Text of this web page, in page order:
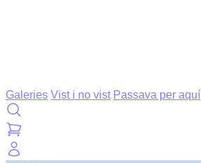
Galeries Vist i no vist Passava per aquí